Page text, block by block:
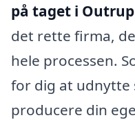
på taget i Outrup
det rette firma,
hele processen.
for dig at udnytte
producere din